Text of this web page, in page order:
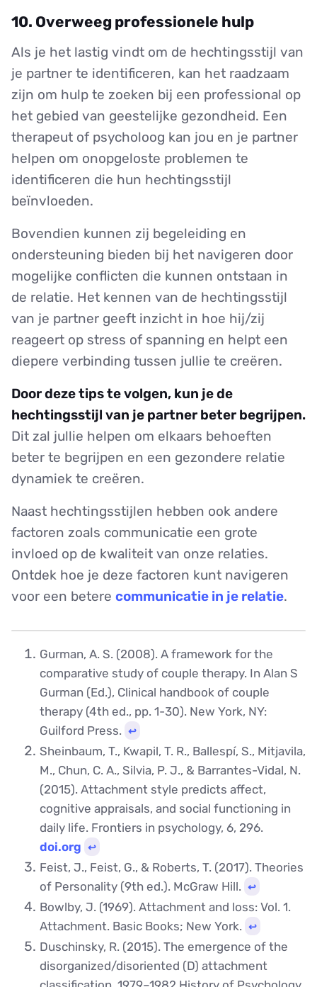
10. Overweeg professionele hulp
Als je het lastig vindt om de hechtingsstijl van
je partner te identificeren, kan het raadzaam
zijn om hulp te zoeken bij een professional op
het gebied van geestelijke gezondheid. Een
therapeut of psycholoog kan jou en je partner
helpen om onopgeloste problemen te
identificeren die hun hechtingsstijl
beïnvloeden.
Bovendien kunnen zij begeleiding en
ondersteuning bieden bij het navigeren door
mogelijke conflicten die kunnen ontstaan in
de relatie. Het kennen van de hechtingsstijl
van je partner geeft inzicht in hoe hij/zij
reageert op stress of spanning en helpt een
diepere verbinding tussen jullie te creëren.
Door deze tips te volgen, kun je de
hechtingsstijl van je partner beter begrijpen.
Dit zal jullie helpen om elkaars behoeften
beter te begrijpen en een gezondere relatie
dynamiek te creëren.
Naast hechtingsstijlen hebben ook andere
factoren zoals communicatie een grote
invloed op de kwaliteit van onze relaties.
Ontdek hoe je deze factoren kunt navigeren
voor een betere communicatie in je relatie.
Gurman, A. S. (2008). A framework for the
comparative study of couple therapy. In Alan S
Gurman (Ed.), Clinical handbook of couple
therapy (4th ed., pp. 1-30). New York, NY:
Guilford Press. ↩︎
Sheinbaum, T., Kwapil, T. R., Ballespí, S., Mitjavila,
M., Chun, C. A., Silvia, P. J., & Barrantes-Vidal, N.
(2015). Attachment style predicts affect,
cognitive appraisals, and social functioning in
daily life. Frontiers in psychology, 6, 296.
doi.org ↩︎
Feist, J., Feist, G., & Roberts, T. (2017). Theories
of Personality (9th ed.). McGraw Hill. ↩︎
Bowlby, J. (1969). Attachment and loss: Vol. 1.
Attachment. Basic Books; New York. ↩︎
Duschinsky, R. (2015). The emergence of the
disorganized/disoriented (D) attachment